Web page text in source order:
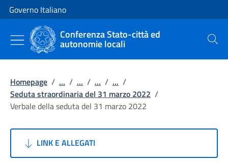
Vai al contenuto
Vai alla navigazione del sito
Governo Italiano
Conferenza Stato-città ed
autonomie locali Cerca
Homepage / ... / ... / ... / ... /
Seduta straordinaria del 31 marzo 2022 /
Verbale della seduta del 31 marzo 2022
LINK E ALLEGATI